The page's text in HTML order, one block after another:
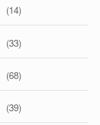
(14)
(33)
(68)
(39)